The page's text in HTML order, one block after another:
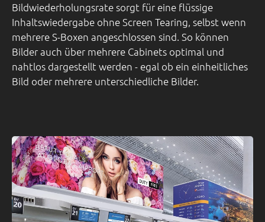
Bildwiederholungsrate sorgt für eine flüssige
Inhaltswiedergabe ohne Screen Tearing, selbst wenn
mehrere S-Boxen angeschlossen sind. So können
Bilder auch über mehrere Cabinets optimal und
nahtlos dargestellt werden - egal ob ein einheitliches
Bild oder mehrere unterschiedliche Bilder.